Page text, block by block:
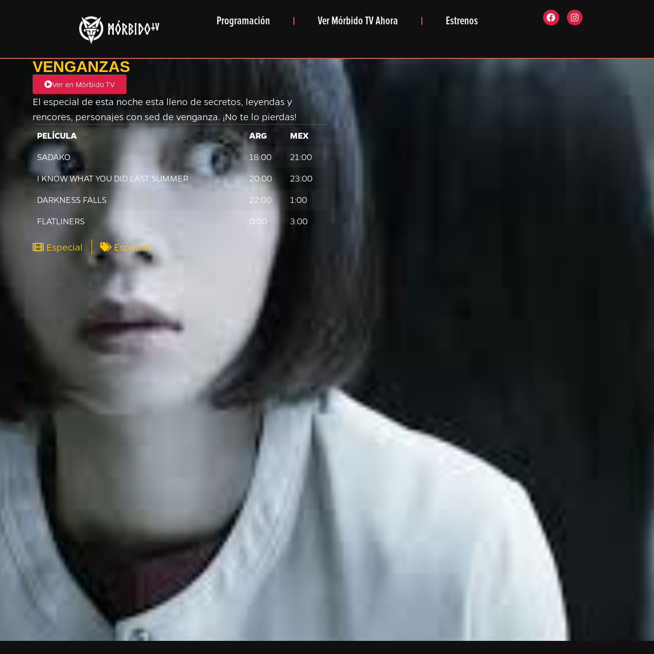
Programación Ver Mórbido TV Ahora Estrenos
VENGANZAS
Ver en Mórbido TV
El especial de esta noche esta lleno de secretos, leyendas y
rencores, personajes con sed de venganza. ¡No te lo pierdas!
PELÍCULA ARG
MEX
SADAKO
18:00
21:00
I KNOW WHAT YOU DID LAST SUMMER
20:00
23:00
DARKNESS FALLS
22:00
1:00
FLATLINERS
0:00 3:00
Especial Especial